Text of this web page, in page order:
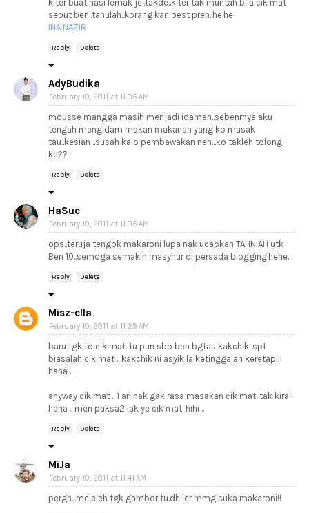
kiter buat nasi lemak je..takde..kiter tak muntah bila cik mat
sebut ben..tahulah..korang kan best pren..he.he
INA NAZIR
Reply Delete
AdyBudika
February 10, 2011 at 11:05 AM
mousse mangga masih menjadi idaman..sebenrnya aku
tengah mengidam makan makanan yang ko masak
tau..kesian ..susah kalo pembawakan neh...ko takleh tolong
ke??
Reply Delete
HaSue
February 10, 2011 at 11:05 AM
ops..teruja tengok makaroni lupa nak ucapkan TAHNIAH utk
Ben 10..semoga semakin masyhur di persada blogging.hehe..
Reply Delete
Misz-ella
February 10, 2011 at 11:29 AM
baru tgk td cik mat. tu pun sbb ben bgtau kakchik. spt
biasalah cik mat .. kakchik ni asyik la ketinggalan keretapi!!
haha ..
anyway cik mat .. 1 ari nak gak rasa masakan cik mat. tak kira!!
haha .. men paksa2 lak ye cik mat. hihi ..
Reply Delete
MiJa
February 10, 2011 at 11:41 AM
pergh...meleleh tgk gambor tu.dh ler mmg suka makaroni!!